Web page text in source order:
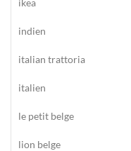
indien
italian trattoria
italien
le petit belge
lion belge